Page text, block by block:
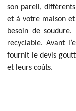
son pareil,
et à votre maison et
besoin de
recyclable. Avant
fournit le devis
et leurs coûts.